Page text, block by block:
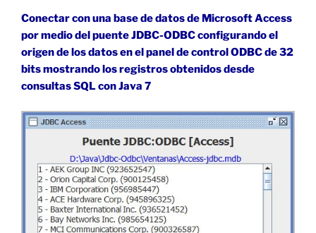
bits»
Conectar con una base de datos de Microsoft Access
por medio del puente JDBC-ODBC configurando el
origen de los datos en el panel de control ODBC de 32
bits mostrandolos registros obtenidos desde
consultas SQL con Java 7